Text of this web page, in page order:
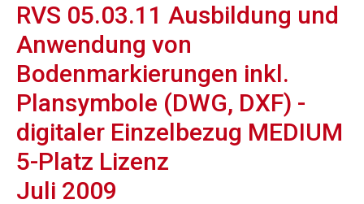
RVS 05.03.11 Ausbildung und
Anwendung von
Bodenmarkierungen inkl.
Plansymbole (DWG, DXF) -
digitaler Einzelbezug MEDIUM
5-Platz Lizenz
Juli 2009